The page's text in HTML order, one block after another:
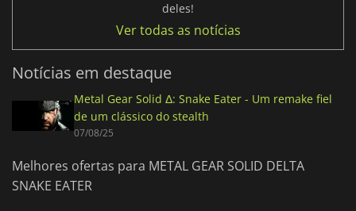
deles!
Ver todas as notícias
Notícias em destaque
Metal Gear Solid Δ: Snake Eater - Um remake fiel
de um clássico do stealth
07/08/25
Melhores ofertas para METAL GEAR SOLID DELTA
SNAKE EATER